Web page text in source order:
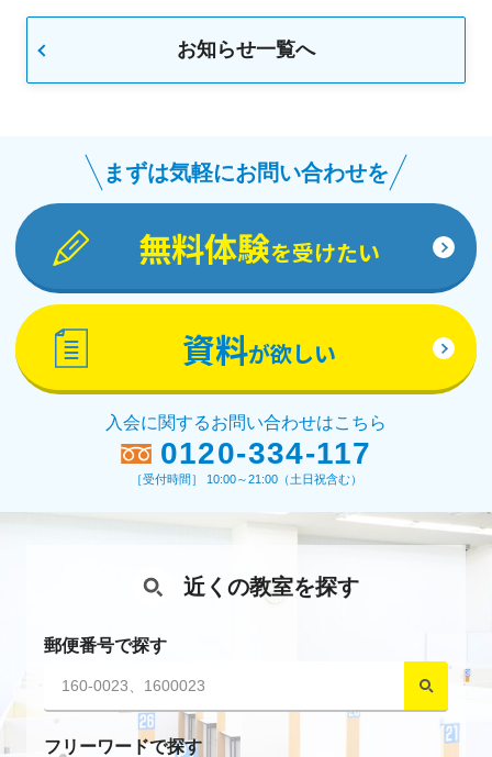
お知らせ一覧へ
まずは気軽にお問い合わせを
無料体験を受けたい
資料が欲しい
入会に関するお問い合わせはこちら
0120-334-117
［受付時間］ 10:00～21:00（土日祝含む）
近くの教室を探す
郵便番号で探す
フリーワードで探す